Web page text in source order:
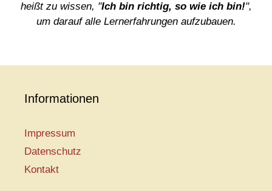
heißt zu wissen, "Ich bin richtig, so wie ich bin!",
um darauf alle Lernerfahrungen aufzubauen.
Informationen
Impressum
Datenschutz
Kontakt